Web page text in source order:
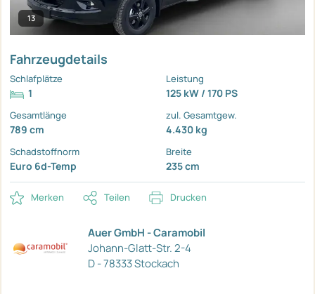
13
Fahrzeugdetails
Schlafplätze
1
Leistung
125 kW / 170 PS
Gesamtlänge
789 cm
zul. Gesamtgew.
4.430 kg
Schadstoffnorm
Euro 6d-Temp
Breite
235 cm
Merken Teilen Drucken
Auer GmbH - Caramobil
Johann-Glatt-Str. 2-4
D - 78333 Stockach